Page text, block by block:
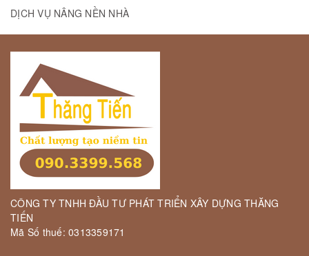
DỊCH VỤ NÂNG NỀN NHÀ
CÔNG TY TNHH ĐẦU TƯ PHÁT TRIỂN XÂY DỰNG THĂNG
TIẾN
Mã Số thuế: 0313359171